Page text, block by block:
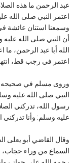
عبد الرحمن ما هذه
اعتمر النبي صلى الله
وسمعنا استنان عائشة
أن النبي صلى الله
الله أبا عبد الرحمن،
اعتمر في رجب قط، انتهى.
النبي صلى الله عليه
رسول الله، تدركني
عليه وسلم: وأنا تدركني
السماع من وراء حجاب،